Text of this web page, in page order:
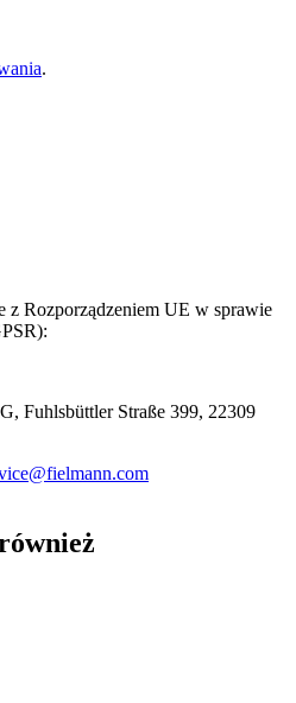
.
z Rozporządzeniem UE w sprawie
Fuhlsbüttler Straße 399, 22309